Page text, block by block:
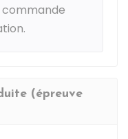
commande
(épreuve